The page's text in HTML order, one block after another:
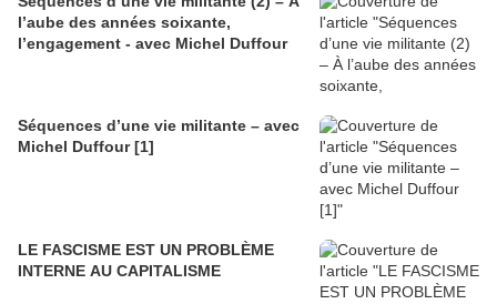
l’aube des années soixante,
l’engagement - avec Michel Duffour
Séquences d’une vie militante – avec
Michel Duffour [1]
LE FASCISME EST UN PROBLÈME
INTERNE AU CAPITALISME